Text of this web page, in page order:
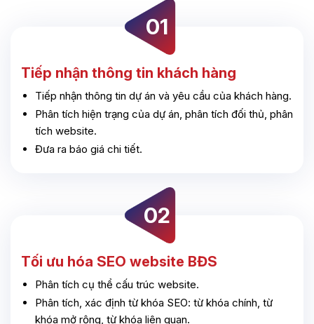
Tiếp nhận thông tin khách hàng
Tiếp nhận thông tin dự án và yêu cầu của khách hàng.
Phân tích hiện trạng của dự án, phân tích đối thủ, phân
tích website.
Đưa ra báo giá chi tiết.
Tối ưu hóa SEO website BĐS
Phân tích cụ thể cấu trúc website.
Phân tích, xác định từ khóa SEO: từ khóa chính, từ
khóa mở rộng, từ khóa liên quan.